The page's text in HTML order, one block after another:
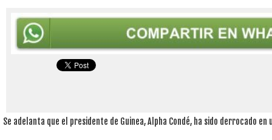
Se adelanta que el presidente de Guinea, Alpha Condé, ha sido derrocado en